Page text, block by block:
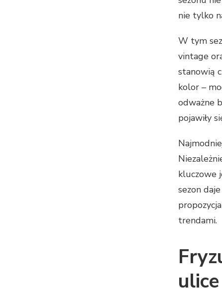
nie tylko
W tym
vintage
stanowią
kolor –
odważne
pojawiły
kluczowe
sezon
trendami.
ulice